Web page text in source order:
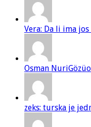
Vera: Da li ima
Osman
zeks: turska je